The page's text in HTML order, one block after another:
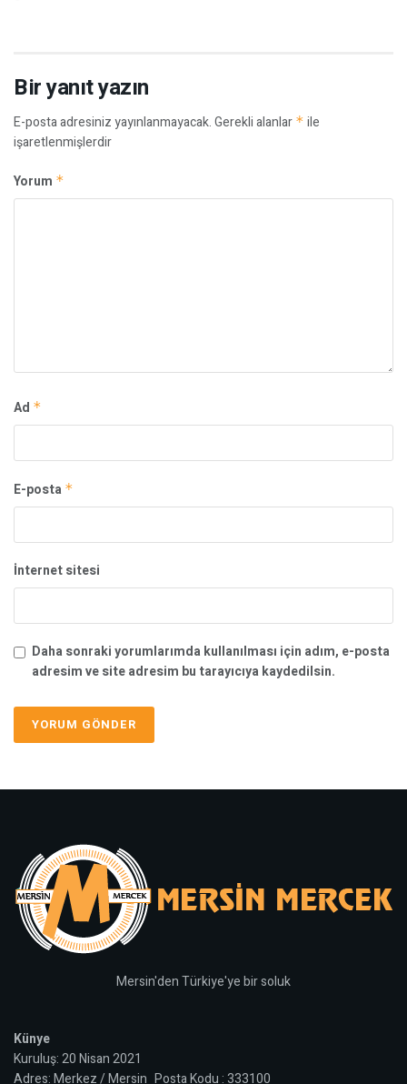
Bir yanıt yazın
E-posta adresiniz yayınlanmayacak.Gerekli alanlar * ile
işaretlenmişlerdir
Yorum *
Ad *
E-posta *
İnternet sitesi
Daha sonraki yorumlarımda kullanılması için adım, e-posta
adresim ve site adresim bu tarayıcıya kaydedilsin.
Mersin'den Türkiye'ye bir soluk
Künye
Kuruluş: 20 Nisan 2021
Adres: Merkez / Mersin Posta Kodu : 333100